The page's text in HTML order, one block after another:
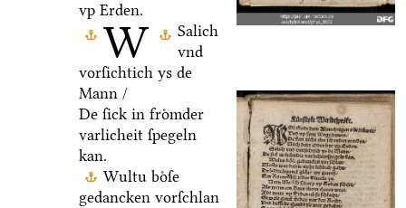
W
vp Erden.
Salich
vnd
vorſichtich ys de
Mann /
De ſick in froͤmder
varlicheit ſpegeln
kan.
Wultu boͤſe
gedancken vorſchlan